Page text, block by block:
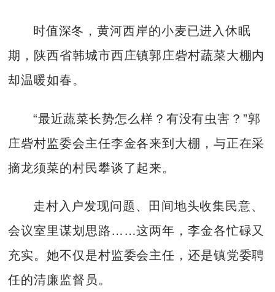
时值深冬，黄河西岸的小麦已进入休眠
期，陕西省韩城市西庄镇郭庄砦村蔬菜大棚内
却温暖如春。
“最近蔬菜长势怎么样？有没有虫害？”郭
庄砦村监委会主任李金各来到大棚，与正在采
摘龙须菜的村民攀谈了起来。
走村入户发现问题、田间地头收集民意、
会议室里谋划思路……这两年，李金各忙碌又
充实。她不仅是村监委会主任，还是镇党委聘
任的清廉监督员。